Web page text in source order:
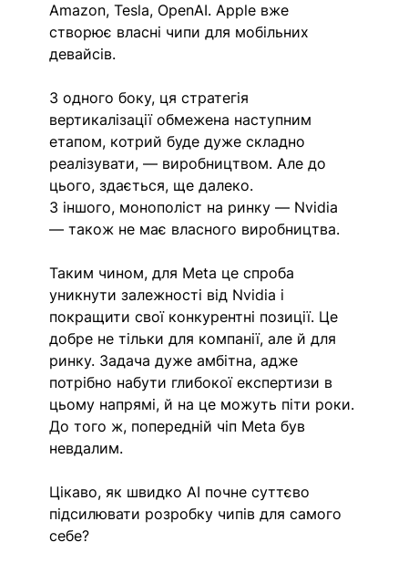
Amazon, Tesla, OpenAI. Apple вже
створює власні чипи для мобільних
девайсів.
З одного боку, ця стратегія
вертикалізації обмежена наступним
етапом, котрий буде дуже складно
реалізувати, — виробництвом. Але до
цього, здається, ще далеко.
З іншого, монополіст на ринку — Nvidia
— також не має власного виробництва.
Таким чином, для Meta це спроба
уникнути залежності від Nvidia і
покращити свої конкурентні позиції. Це
добре не тільки для компанії, але й для
ринку. Задача дуже амбітна, адже
потрібно набути глибокої експертизи в
цьому напрямі, й на це можуть піти роки.
До того ж, попередній чіп Meta був
невдалим.
Цікаво, як швидко AI почне суттєво
підсилювати розробку чипів для самого
себе?